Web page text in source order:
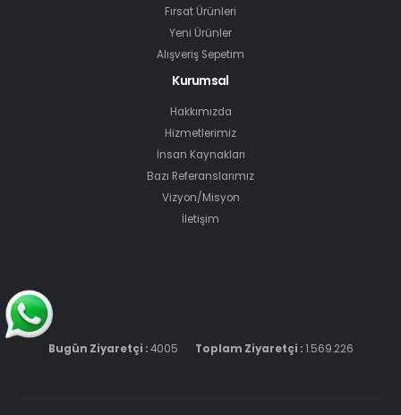
Fırsat Ürünleri
Yeni Ürünler
Alışveriş Sepetim
Kurumsal
Hakkımızda
Hizmetlerimiz
İnsan Kaynakları
Bazı Referanslarımız
Vizyon/Misyon
İletişim
Bugün Ziyaretçi :4005 Toplam Ziyaretçi :1.569.226